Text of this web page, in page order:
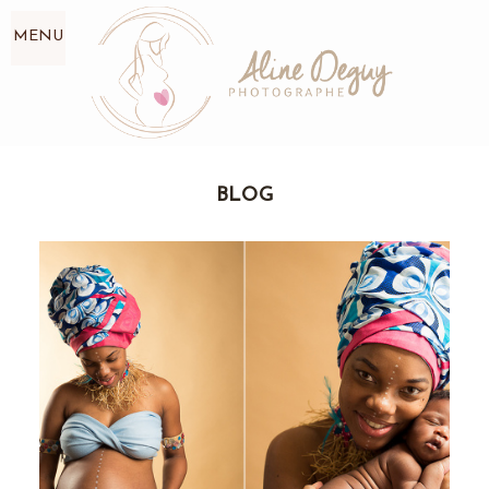
MENU
BLOG